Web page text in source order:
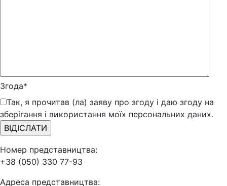
Згода*
Так, я прочитав (ла) заяву про згоду і даю згоду на
зберігання і використання моїх персональних даних.
Номер представництва:
+38 (050) 330 77-93
Адреса представництва: